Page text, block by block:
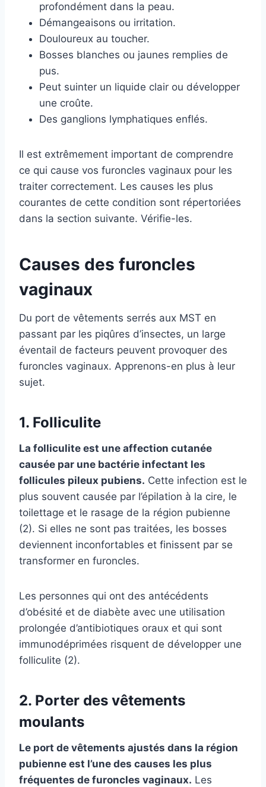
profondément dans la peau.
Démangeaisons ou irritation.
Douloureux au toucher.
Bosses blanches ou jaunes remplies de
pus.
Peut suinter un liquide clair ou développer
une croûte.
Des ganglions lymphatiques enflés.
Il est extrêmement important de comprendre
ce qui cause vos furoncles vaginaux pour les
traiter correctement. Les causes les plus
courantes de cette condition sont répertoriées
dans la section suivante. Vérifie-les.
Causes des furoncles
vaginaux
Du port de vêtements serrés aux MST en
passant par les piqûres d’insectes, un large
éventail de facteurs peuvent provoquer des
furoncles vaginaux. Apprenons-en plus à leur
sujet.
1. Folliculite
La folliculite est une affection cutanée
causée par une bactérie infectant les
follicules pileux pubiens. Cette infection est le
plus souvent causée par l’épilation à la cire, le
toilettage et le rasage de la région pubienne
(2). Si elles ne sont pas traitées, les bosses
deviennent inconfortables et finissent par se
transformer en furoncles.
Les personnes qui ont des antécédents
d’obésité et de diabète avec une utilisation
prolongée d’antibiotiques oraux et qui sont
immunodéprimées risquent de développer une
folliculite (2).
2. Porter des vêtements
moulants
Le port de vêtements ajustés dans la région
pubienne est l’une des causes les plus
fréquentes de furoncles vaginaux. Les